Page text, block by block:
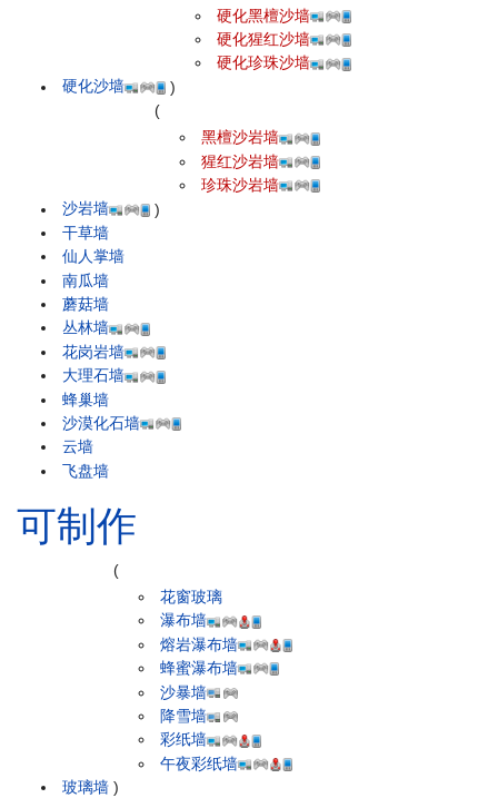
硬化沙墙
硬化黑檀沙墙
硬化猩红沙墙
硬化珍珠沙墙
)
沙岩墙
(
黑檀沙岩墙
猩红沙岩墙
珍珠沙岩墙
)
干草墙
仙人掌墙
南瓜墙
蘑菇墙
丛林墙
花岗岩墙
大理石墙
蜂巢墙
沙漠化石墙
云墙
飞盘墙
可制作
玻璃墙
(
花窗玻璃
瀑布墙
熔岩瀑布墙
蜂蜜瀑布墙
沙暴墙
降雪墙
彩纸墙
午夜彩纸墙
)